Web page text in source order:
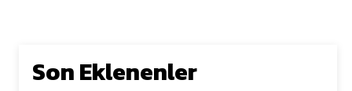
Son Eklenenler